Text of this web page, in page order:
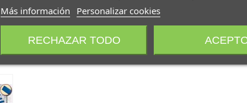
Más información Personalizar cookies
RECHAZAR TODO